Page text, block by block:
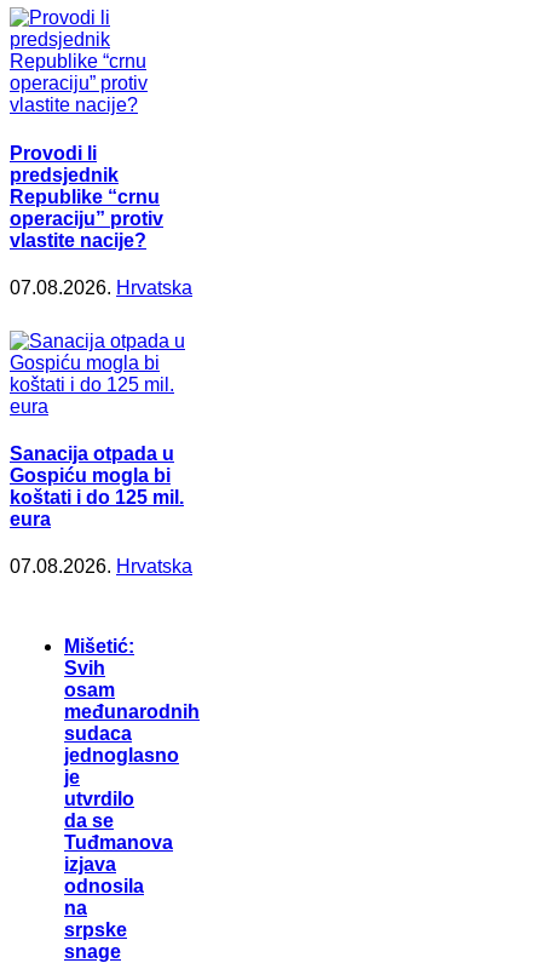
Provodi li
predsjednik
Republike “crnu
operaciju” protiv
vlastite nacije?
07.08.2026. Hrvatska
Sanacija otpada u
Gospiću mogla bi
koštati i do 125 mil.
eura
07.08.2026. Hrvatska
Mišetić:
Svih
osam
međunarodnih
sudaca
jednoglasno
je
utvrdilo
da se
Tuđmanova
izjava
odnosila
na
srpske
snage